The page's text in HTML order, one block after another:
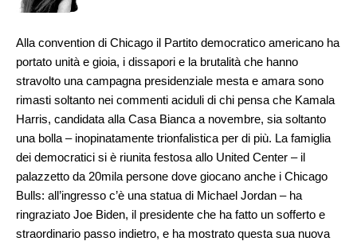
Alla convention di Chicago il Partito democratico americano ha
portato unità e gioia, i dissapori e la brutalità che hanno
stravolto una campagna presidenziale mesta e amara sono
rimasti soltanto nei commenti aciduli di chi pensa che Kamala
Harris, candidata alla Casa Bianca a novembre, sia soltanto
una bolla – inopinatamente trionfalistica per di più. La famiglia
dei democratici si è riunita festosa allo United Center – il
palazzetto da 20mila persone dove giocano anche i Chicago
Bulls: all’ingresso c’è una statua di Michael Jordan – ha
ringraziato Joe Biden, il presidente che ha fatto un sofferto e
straordinario passo indietro, e ha mostrato questa sua nuova